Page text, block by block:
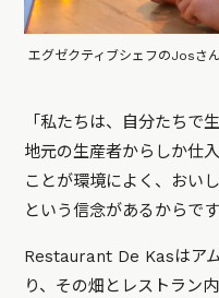
エグゼクティブシェフのJosさ
「私たちは、自分たちで
地元の生産者からしか仕
ことが環境によく、おい
という信念があるからです
Restaurant De Kasはア
り、その畑とレストラン